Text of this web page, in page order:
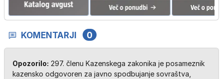
KOMENTARJI 0
Opozorilo: 297. členu Kazenskega zakonika je posameznik
kazensko odgovoren za javno spodbujanje sovraštva,